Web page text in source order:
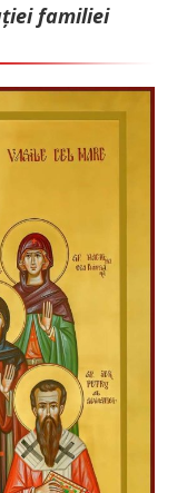
familiei